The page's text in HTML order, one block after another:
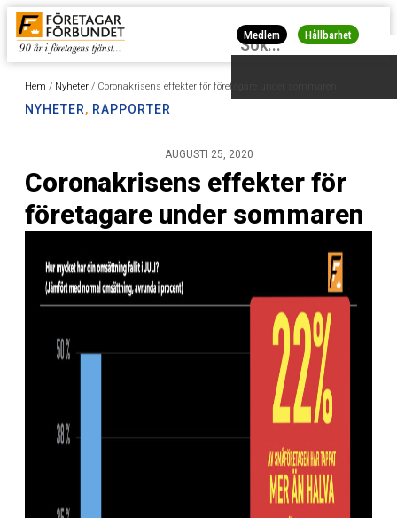
Medlem Hållbarhet
Hem / Nyheter / Coronakrisens effekter för företagare under sommaren
NYHETER, RAPPORTER
AUGUSTI 25, 2020
Coronakrisens effekter för
företagare under sommaren